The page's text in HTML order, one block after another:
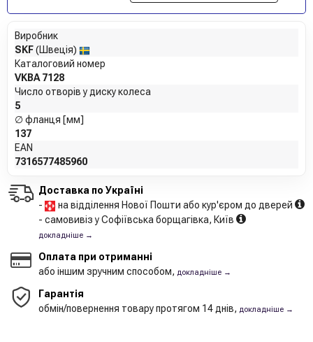
Виробник
SKF(Швеція)
Каталоговий номер
VKBA 7128
Число отворів у диску колеса
5
∅ фланця [мм]
137
EAN
7316577485960
Доставка по Україні
-
на відділення Нової Пошти або кур'єром до дверей
- самовивіз у Софіївська борщагівка, Київ
докладніше →
Оплата при отриманні
або іншим зручним способом, докладніше →
Гарантія
обмін/повернення товару протягом 14 днів, докладніше →